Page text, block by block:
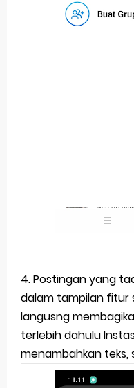
4. Postingan yang
dalam tampilan fitur
langusng
terlebih dahulu
menambahkan teks,